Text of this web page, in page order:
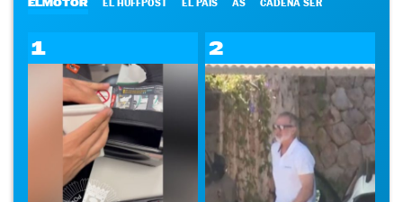
ELMOTOR EL HUFFPOST EL PAÍS AS CADENA SER
1 2